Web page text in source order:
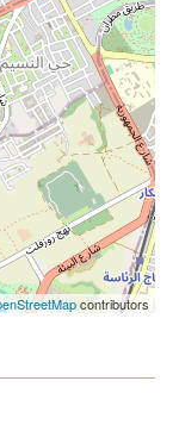
contributors